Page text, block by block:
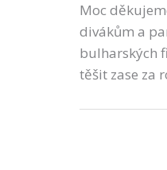
Moc
divákům a
bulharských
těšit zase za